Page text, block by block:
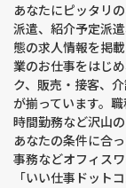
あなたにピッタリ
派遣、紹介予定派
態の求人情報を掲
業のお仕事をはじ
ク、販売・接客、
が揃っています。
時間勤務など沢山
あなたの条件に合
事務などオフィス
「いい仕事ドット